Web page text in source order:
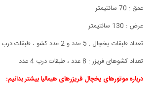
عمق : 70 سانتیمتر
عرض : 130 سانتیمتر
تعداد طبقات یخچال : 5 عدد و 2 عدد کشو ، طبقات درب 5 عدد
تعداد کشوهای فریزر : 8 عدد ، طبقات درب 4 عدد
درباره موتورهای یخچال فریزرهای هیمالیا بیشتر بدانیم: